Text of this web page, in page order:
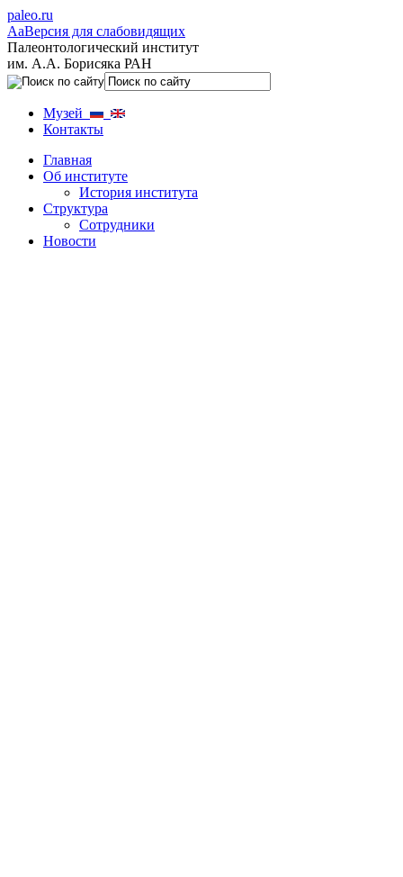
paleo.ru
AaВерсия для слабовидящих
Палеонтологический институт
им. А.А. Борисяка РАН
Музей
Контакты
Главная
Об институте
История института
Структура
Сотрудники
Новости